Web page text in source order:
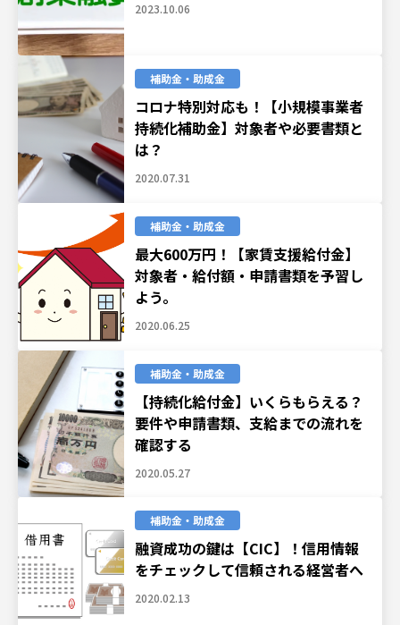
2023.10.06
補助金・助成金
コロナ特別対応も！【小規模事業者
持続化補助金】対象者や必要書類と
は？
2020.07.31
補助金・助成金
最大600万円！【家賃支援給付金】
対象者・給付額・申請書類を予習し
よう。
2020.06.25
補助金・助成金
【持続化給付金】いくらもらえる？
要件や申請書類、支給までの流れを
確認する
2020.05.27
補助金・助成金
融資成功の鍵は【CIC】！信用情報
をチェックして信頼される経営者へ
2020.02.13